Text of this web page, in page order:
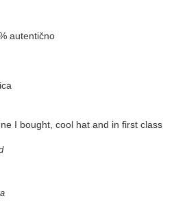
autentično
I bought, cool hat and in first class